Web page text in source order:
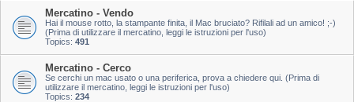
Mercatino - Vendo
Hai il mouse rotto, la stampante finita, il Mac bruciato? Rifilali ad un amico! ;-)
(Prima di utilizzare il mercatino, leggi le istruzioni per l'uso)
Topics: 491
Mercatino - Cerco
Se cerchi un mac usato o una periferica, prova a chiedere qui. (Prima di
utilizzare il mercatino, leggi le istruzioni per l'uso)
Topics: 234